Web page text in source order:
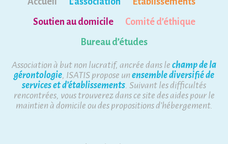
Soutien au domicile
Comité d’éthique
Bureau d’études
Association à but non lucratif, ancrée dans le champ de la
gérontologie, ISATIS propose un ensemble diversifié de
services et d’établissements. Suivant les difficultés
rencontrées, vous trouverez dans ce site des aides pour le
maintien à domicile ou des propositions d’hébergement.